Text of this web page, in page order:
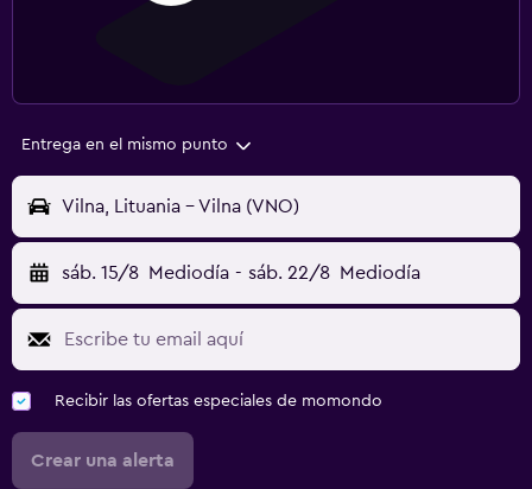
Entrega en el mismo punto
Vilna, Lituania - Vilna (VNO)
sáb. 15/8 Mediodía - sáb. 22/8 Mediodía
Recibir las ofertas especiales de momondo
Crear una alerta